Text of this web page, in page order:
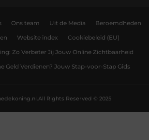
Ons team Uit de Media Beroemdheden
Website index Cookiebeleid (EU)
Zo Verbeter Jij Jouw Online Zichtbaarheid
Geld Verdienen? Jouw Stap-voor-Stap Gids
All Rights Reserved © 2025